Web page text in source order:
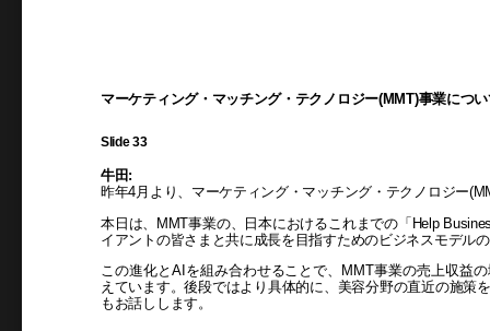
マーケティング・マッチング・テクノロジー(MMT)事業につ
Slide 33
牛田:
昨年4月より、マーケティング・マッチング・テクノロジー
本日は、MMT事業の、日本におけるこれまでの「Help
イアントの皆さまと共に成長を目指すためのビジネスモデル
この進化とAIを組み合わせることで、MMT事業の売上収益
えています。後段ではより具体的に、美容分野の直近の施策
もお話しします。